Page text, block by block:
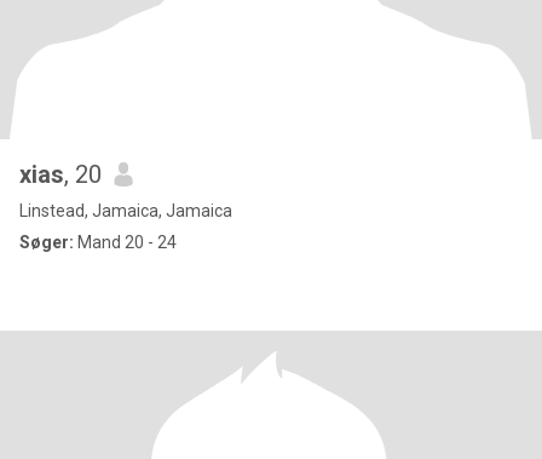
xias, 20
Linstead, Jamaica, Jamaica
Søger: Mand 20 - 24